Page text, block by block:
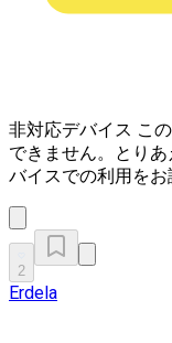
非対応デバイス こ
できません。とり
バイスでの利用をお
2
Erdela